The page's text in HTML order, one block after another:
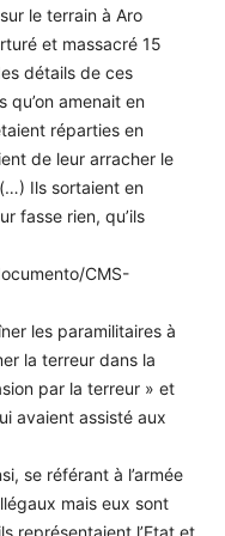
le terrain à Aro
et massacré 15
détails de ces
qu’on amenait en
réparties en
de leur arracher le
Ils sortaient en
fasse rien, qu’ils
CMS-
les paramilitaires à
la terreur dans la
par la terreur » et
avaient assisté aux
se référant à l’armée
mais eux sont
représentaient l’Etat et